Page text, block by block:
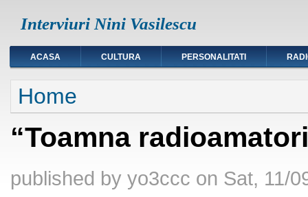
Interviuri Nini Vasilescu
ACASA CULTURA PERSONALITATI
You are here
Home
“Toamna
published by yo3ccc on Sat, 11/